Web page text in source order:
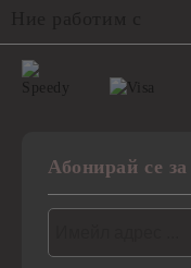
Абонирай се